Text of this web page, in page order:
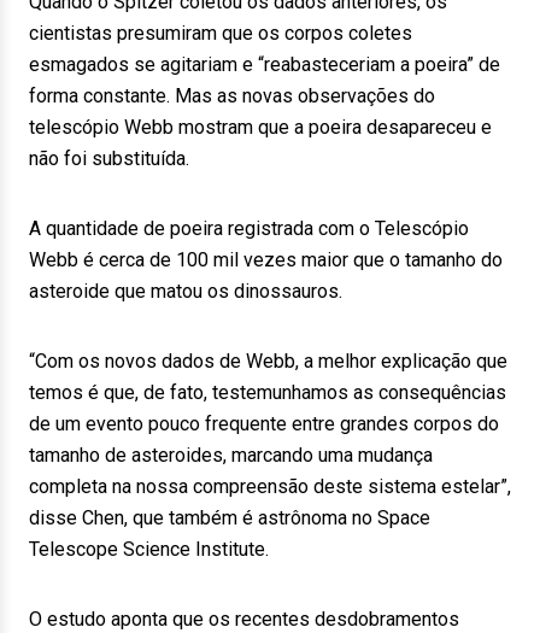
cientistas presumiram que os corpos coletes
esmagados se agitariam e “reabasteceriam a poeira” de
forma constante. Mas as novas observações do
telescópio Webb mostram que a poeira desapareceu e
não foi substituída.
A quantidade de poeira registrada com o Telescópio
Webb é cerca de 100 mil vezes maior que o tamanho do
asteroide que matou os dinossauros.
“Com os novos dados de Webb, a melhor explicação que
temos é que, de fato, testemunhamos as consequências
de um evento pouco frequente entre grandes corpos do
tamanho de asteroides, marcando uma mudança
completa na nossa compreensão deste sistema estelar”,
disse Chen, que também é astrônoma no Space
Telescope Science Institute.
O estudo aponta que os recentes desdobramentos